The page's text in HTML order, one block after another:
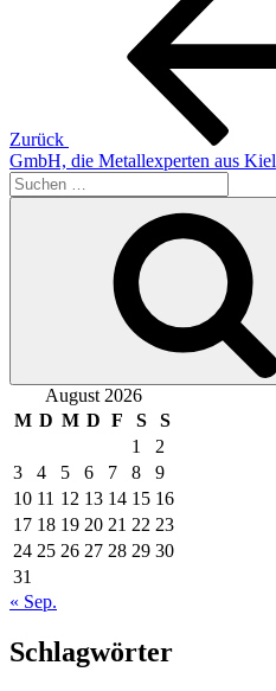
Zurück
GmbH, die Metallexperten aus Kiel
Suche
nach:
August 2026
M D M D F S
S
1
2
3
4 5 6 7 8
9
10 11 12 13 14 15 16
17 18 19 20 21 22 23
24 25 26 27 28 29 30
31
« Sep.
Schlagwörter